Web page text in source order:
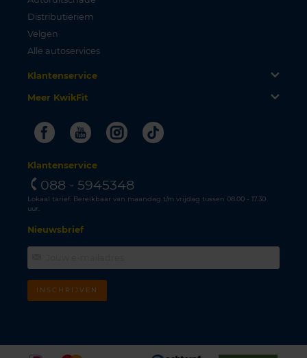
Distributieriem
Velgen
Alle autoservices
Klantenservice
Meer KwikFit
FacebookYoutubeInstagram
Tiktok
Klantenservice
088 - 5945348
Lokaal tarief. Bereikbaar van maandag t/m vrijdag tussen 08.00 - 17.30
uur.
Nieuwsbrief
INSCHRIJVEN